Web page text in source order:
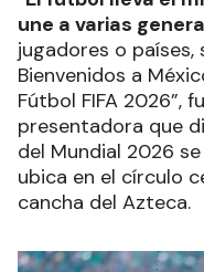
une a varias
jugadores o
Bienvenidos a
Fútbol FIFA 2026”,
presentadora que
del Mundial 2026
ubica en el círculo
cancha del Azteca.